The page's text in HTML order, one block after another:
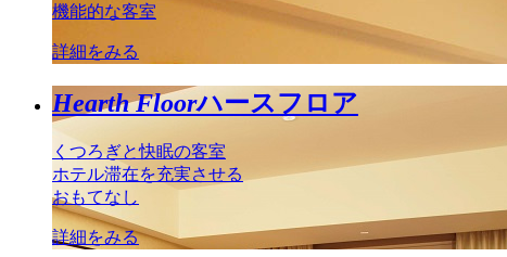
機能的な客室
詳細をみる
Hearth Floorハースフロア
くつろぎと快眠の客室
ホテル滞在を充実させる
おもてなし
詳細をみる